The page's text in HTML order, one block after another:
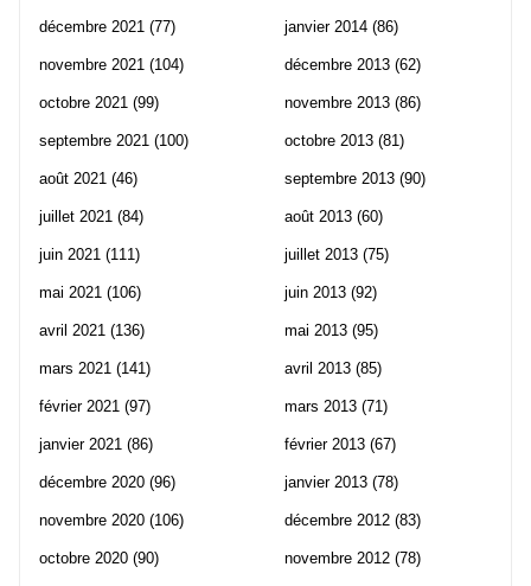
décembre 2021 (77)
novembre 2021 (104)
octobre 2021 (99)
septembre 2021 (100)
août 2021 (46)
juillet 2021 (84)
juin 2021 (111)
mai 2021 (106)
avril 2021 (136)
mars 2021 (141)
février 2021 (97)
janvier 2021 (86)
décembre 2020 (96)
novembre 2020 (106)
octobre 2020 (90)
janvier 2014 (86)
décembre 2013 (62)
novembre 2013 (86)
octobre 2013 (81)
septembre 2013 (90)
août 2013 (60)
juillet 2013 (75)
juin 2013 (92)
mai 2013 (95)
avril 2013 (85)
mars 2013 (71)
février 2013 (67)
janvier 2013 (78)
décembre 2012 (83)
novembre 2012 (78)